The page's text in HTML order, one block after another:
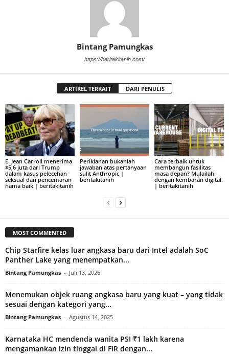
Bintang Pamungkas
https://beritakitanih.com/
ARTIKEL TERKAIT DARI PENULIS
E. Jean Carroll menerima
$5,6 juta dari Trump
dalam kasus pelecehan
seksual dan pencemaran
nama baik | beritakitanih
Periklanan bukanlah
jawaban atas pertanyaan
sulit Anthropic |
beritakitanih
Cara terbaik untuk
membangun fasilitas
masa depan? Mulailah
dengan kembaran digital.
| beritakitanih
MOST COMMENTED
Chip Starfire kelas luar angkasa baru dari Intel adalah SoC
Panther Lake yang menempatkan...
Bintang Pamungkas - Juli 13, 2026
Menemukan objek ruang angkasa baru yang kuat – yang tidak
sesuai dengan kategori yang...
Bintang Pamungkas - Agustus 14, 2025
Karnataka HC mendenda wanita PSI ₹1 lakh karena
mengamankan izin tinggal di FIR dengan...